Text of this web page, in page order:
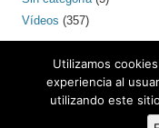
Vídeos (357)
Utilizamos
experiencia al
utilizando este